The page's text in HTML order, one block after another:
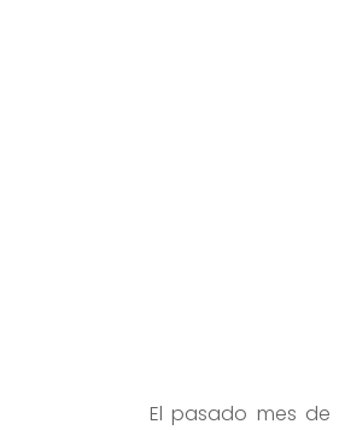
El pasado mes de